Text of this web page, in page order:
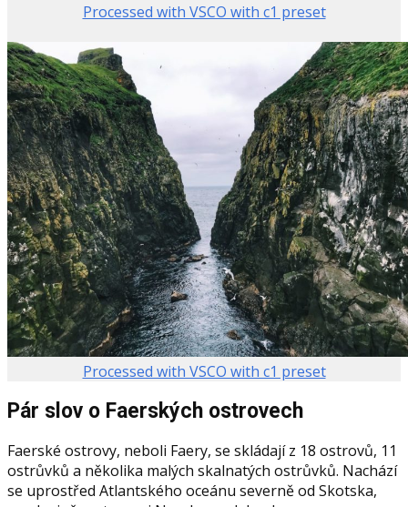
Processed with VSCO with c1 preset
Processed with VSCO with c1 preset
Pár slov o Faerských ostrovech
Faerské ostrovy, neboli Faery, se skládají z 18 ostrovů, 11
ostrůvků a několika malých skalnatých ostrůvků. Nachází
se uprostřed Atlantského oceánu severně od Skotska,